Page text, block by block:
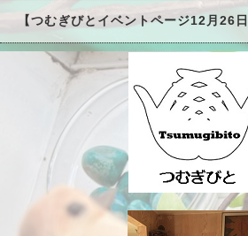
【つむぎびとイベントページ12月26日